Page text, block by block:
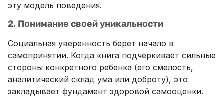
эту модель поведения.
2. Понимание своей уникальности
Социальная уверенность берет начало в
самопринятии. Когда книга подчеркивает сильные
стороны конкретного ребенка (его смелость,
аналитический склад ума или доброту), это
закладывает фундамент здоровой самооценки.